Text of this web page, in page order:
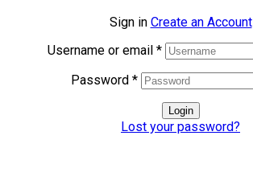
Sign in Create an Account
Username or email *
Password *
Login
Lost your password?